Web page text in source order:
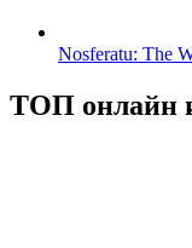
Nosferatu: The
ТОП онлайн